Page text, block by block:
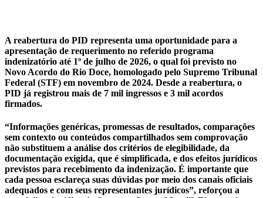
A reabertura do PID representa uma oportunidade para a
apresentação de requerimento no referido programa
indenizatório até 1º de julho de 2026, o qual foi previsto no
Novo Acordo do Rio Doce, homologado pelo Supremo Tribunal
Federal (STF) em novembro de 2024. Desde a reabertura, o
PID já registrou mais de 7 mil ingressos e 3 mil acordos
firmados.
“Informações genéricas, promessas de resultados, comparações
sem contexto ou conteúdos compartilhados sem comprovação
não substituem a análise dos critérios de elegibilidade, da
documentação exigida, que é simplificada, e dos efeitos jurídicos
previstos para recebimento da indenização. É importante que
cada pessoa esclareça suas dúvidas por meio dos canais oficiais
adequados e com seus representantes jurídicos”, reforçou a